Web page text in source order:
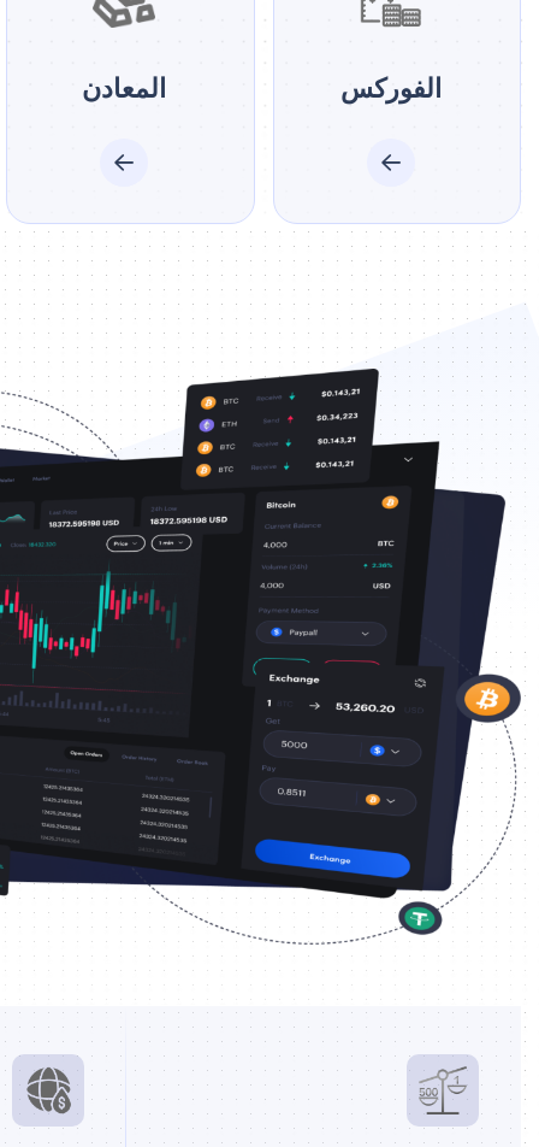
الفوركس المعادن